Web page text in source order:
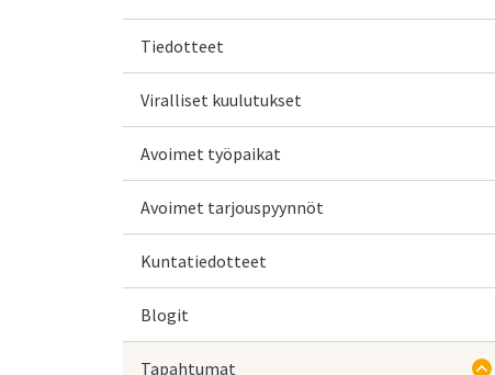
Tiedotteet
Viralliset kuulutukset
Avoimet työpaikat
Avoimet tarjouspyynnöt
Kuntatiedotteet
Blogit
Tapahtumat